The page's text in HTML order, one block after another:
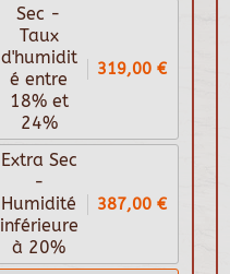
Sec -
Taux
d'humidit
é entre
18% et
24%
319,00 €
Extra Sec
-
Humidité
inférieure
à 20%
387,00 €